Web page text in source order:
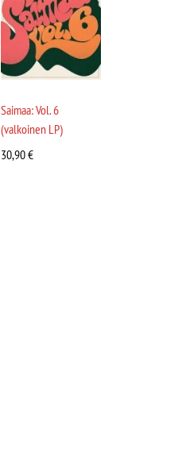
Saimaa: Vol. 6
(valkoinen LP)
30,90€